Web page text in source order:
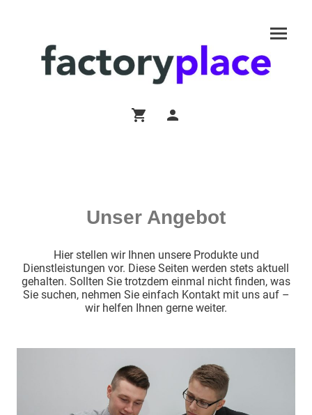
Unser Angebot
Hier stellen wir Ihnen unsere Produkte und
Dienstleistungen vor. Diese Seiten werden stets aktuell
gehalten. Sollten Sie trotzdem einmal nicht finden, was
Sie suchen, nehmen Sie einfach Kontakt mit uns auf –
wir helfen Ihnen gerne weiter.